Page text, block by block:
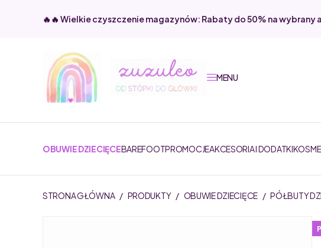
🔥🔥 Wielkie czyszczenie magazynów: Rabaty do 50% na wybrany
MENU
OBUWIE DZIECIĘCEBAREFOOTPROMOCJEAKCESORIA I DODATKI
STRONA GŁÓWNA / PRODUKTY / OBUWIE DZIECIĘCE / PÓŁBUTY